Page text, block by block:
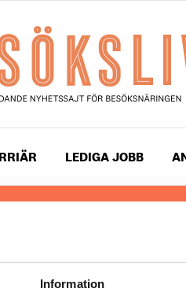
Information
LEDIGA JOBB
uppdaterade nyheter
i sin tryckta form är ett